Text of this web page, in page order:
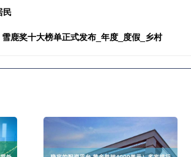
民
鹿奖十大榜单正式发布_年度_度假_乡村